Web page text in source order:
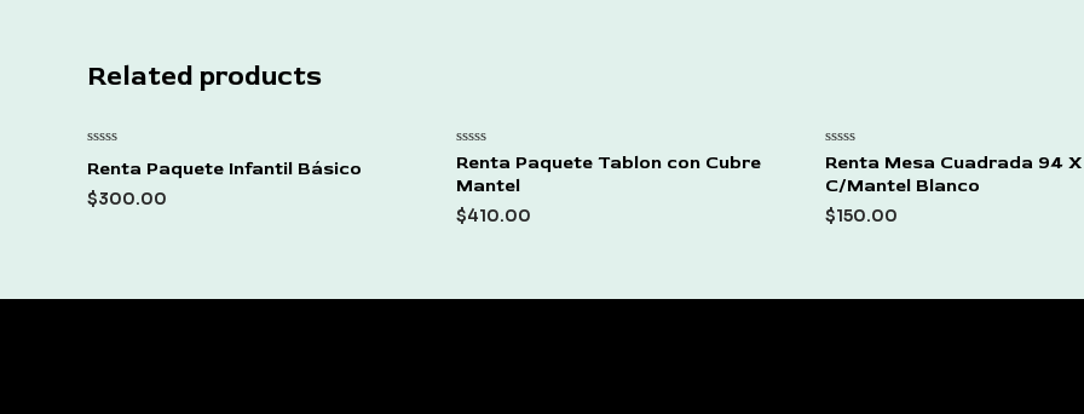
Related products
0
out
of
Renta Paquete Infantil Básico
$300.00
Rated
0
out
5
Renta Paquete Tablon con Cubre
Mantel
$410.00
Rated
0
out
5
Renta Mesa Cuadrada 94
C/Mantel Blanco
$150.00